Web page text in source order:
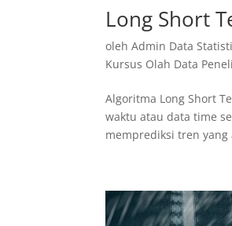
Long Short
olehAdmin Data
Kursus Olah Data
Algoritma Long Short
waktu atau data time
memprediksi tren